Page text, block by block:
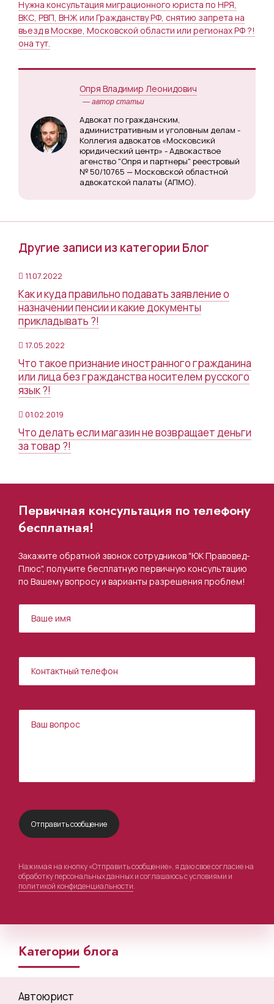
Нужна консультация миграционного юриста по НРЯ,
ВКС, РВП, ВНЖ или Гражданству РФ, снятию запрета на
въезд в Москве, Московской области или регионах РФ ?!
она тут.
Опря Владимир Леонидович
— автор статьи
Адвокат по гражданским,
административным и уголовным делам -
Коллегия адвокатов «Московсикй
юридический центр» - Адвокаствое
агенство "Опря и партнеры" реестровый
№ 50/10765 — Московской областной
адвокатской палаты (АПМО).
Другие записи из категории Блог
11.07.2022
Как и куда правильно подавать заявление о
назначении пенсии и какие документы
прикладывать ?!
17.05.2022
Что такое признание иностранного гражданина
или лица без гражданства носителем русского
язык ?!
01.02.2019
Что делать если магазин не возвращает деньги
за товар ?!
Первичная консультация по телефону
бесплатная!
Закажите обратной звонок сотрудников "ЮК Правовед-
Плюс", получите бесплатную первичную консультацию
по Вашему вопросу и варианты разрешения проблем!
Нажимая на кнопку «Отправить сообщение», я даю свое согласие на
обработку персональных данных и соглашаюсь с условиями и
политикой конфиденциальности.
Категории блога
Автоюрист